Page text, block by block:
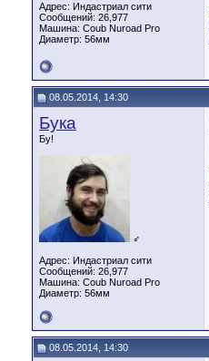
Адрес: Индастриал сити
Сообщений: 26,977
Машина: Coub Nuroad Pro
Диаметр: 56мм
08.05.2014, 14:30
Бука
Бу!
♂
Адрес: Индастриал сити
Сообщений: 26,977
Машина: Coub Nuroad Pro
Диаметр: 56мм
08.05.2014, 14:30